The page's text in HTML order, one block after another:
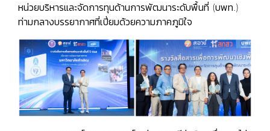
หน่วยบริหารและจัดการทุนด้านการพัฒนาระดับพื้นที่ (บพท.)
ท่ามกลางบรรยากาศที่เปี่ยมด้วยความภาคภูมิใจ